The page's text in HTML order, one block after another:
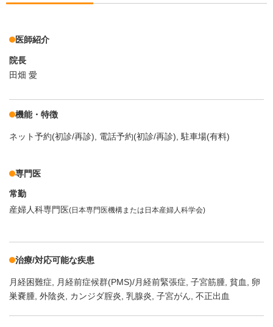
医師紹介
院長
田畑 愛
機能・特徴
ネット予約(初診/再診) 電話予約(初診/再診) 駐車場(有料)
専門医
常勤
産婦人科専門医(日本専門医機構または日本産婦人科学会)
治療/対応可能な疾患
月経困難症 月経前症候群(PMS)/月経前緊張症 子宮筋腫 貧血
卵
巣嚢腫 外陰炎 カンジダ腟炎 乳腺炎 子宮がん 不正出血